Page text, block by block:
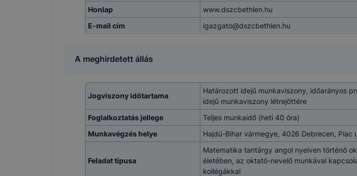
Honlap
www.dszcbethlen.hu
E-mail cím
igazgato@dszcbethlen.hu
A meghirdetett állás
Jogviszony időtartama
Határozott idejű munkaviszony, időarányos
idejű munkaviszony létrejöttére
Foglalkoztatás jellege
Teljes munkaidő (heti 40 óra)
Munkavégzés helye
Hajdú-Bihar vármegye, 4026 Debrecen, Piac
Feladat típusa
Matematika tantárgy angol nyelven történő
életében, az oktató-nevelő munkával
kollégákkal